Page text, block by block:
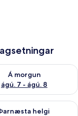
Á morgun
ágú. 7 - ágú. 8
á morgun
9
Þarnæsta helgi
þarnæstu